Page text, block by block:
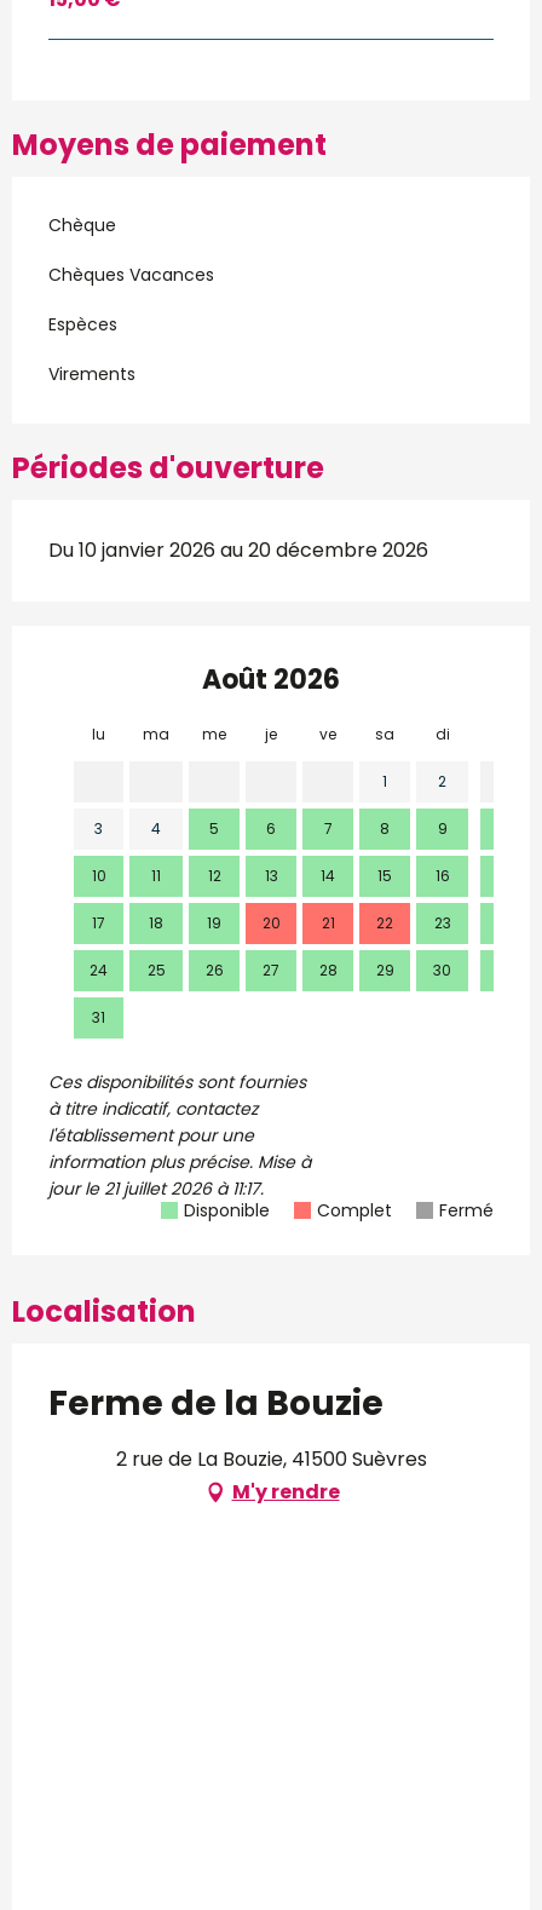
Moyens de paiement
Chèque
Chèques Vacances
Espèces
Virements
Périodes d'ouverture
Du 10 janvier 2026 au 20 décembre 2026
Août 2026
lu ma me je ve sa di
1 2
3 4 5 6 7 8 9
10 11 12 13 14 15 16
17 18 19 20 21 22 23
24 25 26 27 28 29 30
31
Ces disponibilités sont fournies
à titre indicatif, contactez
l'établissement pour une
information plus précise. Mise à
jour le21 juillet 2026 à 11:17.
Disponible
Complet Fermé
Localisation
Ferme de la Bouzie
2 rue de La Bouzie, 41500 Suèvres
M'y rendre